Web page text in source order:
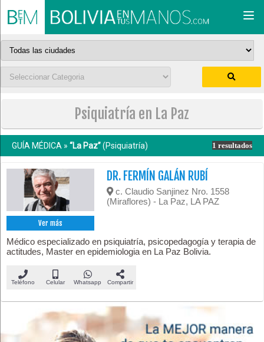
Psiquiatría en La Paz
GUÍA MÉDICA » “La Paz”(Psiquiatría) 1 resultados
Ver más
DR. FERMÍN GALÁN RUBÍ
c. Claudio Sanjinez Nro. 1558
(Miraflores) - La Paz, LA PAZ
Médico especializado en psiquiatría, psicopedagogía y terapia de
actitudes, Master en epidemiologia en La Paz Bolivia.
Teléfono Celular Whatsapp Compartir